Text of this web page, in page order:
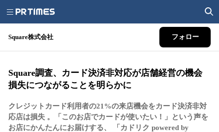
Square株式会社 フォロー
Square調査、カード決済非対応が店舗経営の機会
損失につながることを明らかに
クレジットカード利用者の21%の来店機会をカード決済非対
応店は損失 。「このお店でカードが使いたい！」という声を
お店にかんたんにお届けする、 「カドリク powered by